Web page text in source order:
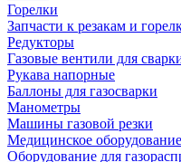
Горелки
Запчасти к резакам и
Редукторы
Газовые вентили для
Рукава напорные
Баллоны для газосварки
Манометры
Машины газовой резки
Медицинское оборудование
Оборудование для